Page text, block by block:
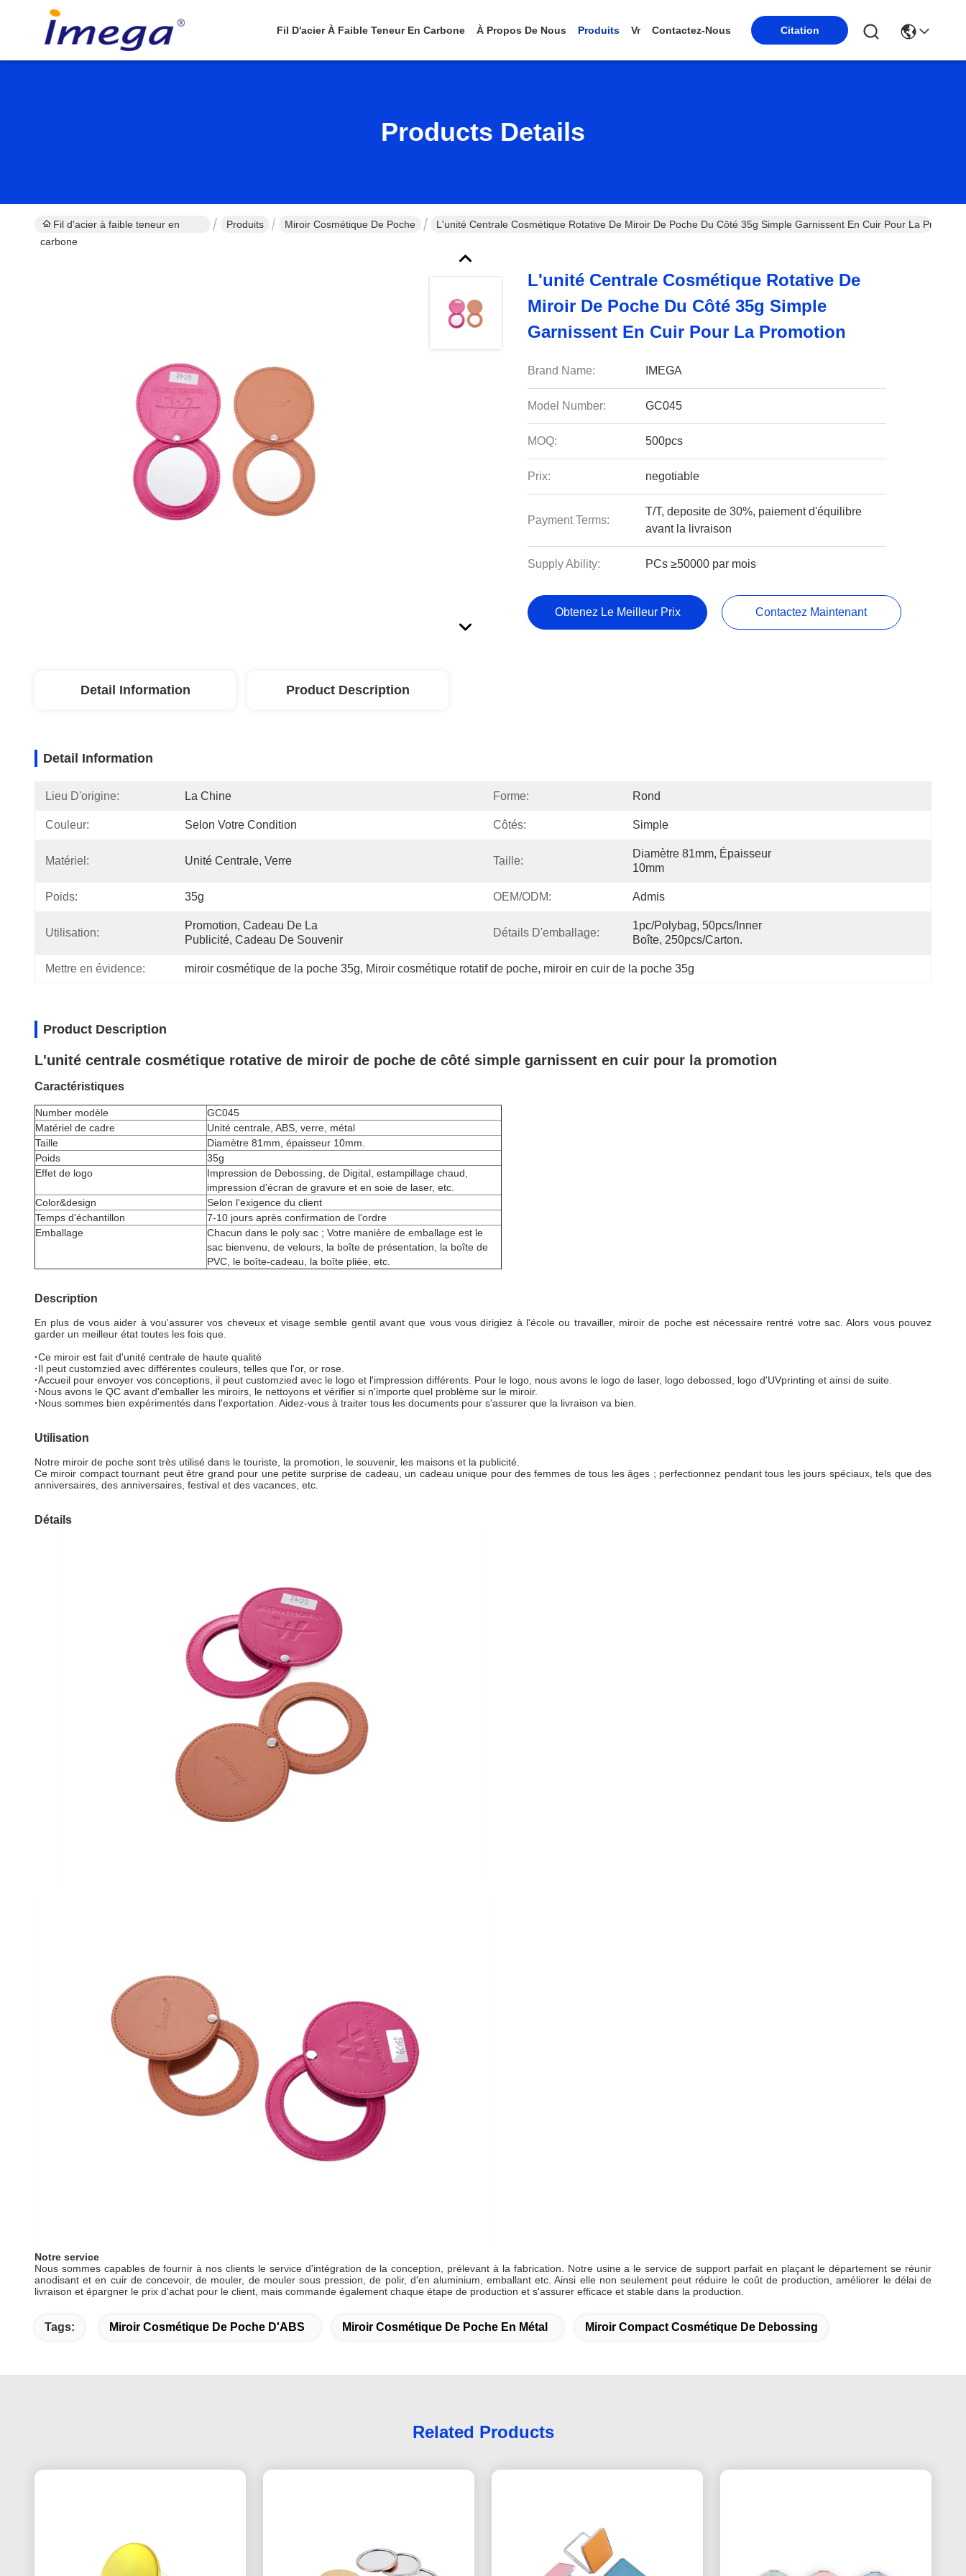
Fil D'acier À Faible Teneur En Carbone À Propos De Nous Produits Vr Contactez-Nous Citation
Products Details
Fil d'acier à faible teneur en
carbone
Produits Miroir Cosmétique De Poche L'unité Centrale Cosmétique Rotative De Miroir De Poche Du Côté 35g Simple Garnissent En Cuir Pour La
L'unité Centrale Cosmétique Rotative De
Miroir De Poche Du Côté 35g Simple
Garnissent En Cuir Pour La Promotion
Brand Name: IMEGA
Model Number: GC045
MOQ: 500pcs
Prix: negotiable
Payment Terms:
T/T, deposite de 30%, paiement d'équilibre
avant la livraison
Supply Ability: PCs ≥50000 par mois
Obtenez Le Meilleur Prix Contactez Maintenant
Detail Information Product Description
Detail Information
Lieu D'origine: La Chine Forme: Rond
Couleur: Selon Votre Condition Côtés: Simple
Matériel: Unité Centrale, Verre Taille:
Diamètre 81mm, Épaisseur
10mm
Poids: 35g OEM/ODM: Admis
Utilisation:
Promotion, Cadeau De La
Publicité, Cadeau De Souvenir
Détails D'emballage:
1pc/polybag, 50pcs/inner
Boîte, 250pcs/carton.
Mettre en évidence: miroir cosmétique de la poche 35g, Miroir cosmétique rotatif de poche, miroir en cuir de la poche 35g
Product Description
L'unité centrale cosmétique rotative de miroir de poche de côté simple garnissent en cuir pour la promotion
Caractéristiques
Number modèle
GC045
Matériel de cadre
Unité centrale, ABS, verre, métal
Taille
Diamètre 81mm, épaisseur 10mm.
Poids
35g
Effet de logo
Impression de Debossing, de Digital, estampillage chaud,
impression d'écran de gravure et en soie de laser, etc.
Color&design
Selon l'exigence du client
Temps d'échantillon
7-10 jours après confirmation de l'ordre
Emballage
Chacun dans le poly sac ; Votre manière de emballage est le
sac bienvenu, de velours, la boîte de présentation, la boîte de
PVC, le boîte-cadeau, la boîte pliée, etc.
Description
En plus de vous aider à vou'assurer vos cheveux et visage semble gentil avant que vous vous dirigiez à l'école ou travailler, miroir de poche est nécessaire rentré votre sac. Alors vous pouvez
garder un meilleur état toutes les fois que.
·Ce miroir est fait d'unité centrale de haute qualité
·Il peut customzied avec différentes couleurs, telles que l'or, or rose.
·Accueil pour envoyer vos conceptions, il peut customzied avec le logo et l'impression différents. Pour le logo, nous avons le logo de laser, logo debossed, logo d'UVprinting et ainsi de suite.
·Nous avons le QC avant d'emballer les miroirs, le nettoyons et vérifier si n'importe quel problème sur le miroir.
·Nous sommes bien expérimentés dans l'exportation. Aidez-vous à traiter tous les documents pour s'assurer que la livraison va bien.
Utilisation
Notre miroir de poche sont très utilisé dans le touriste, la promotion, le souvenir, les maisons et la publicité.
Ce miroir compact tournant peut être grand pour une petite surprise de cadeau, un cadeau unique pour des femmes de tous les âges ; perfectionnez pendant tous les jours spéciaux, tels que des
anniversaires, des anniversaires, festival et des vacances, etc.
Détails
Notre service
Nous sommes capables de fournir à nos clients le service d'intégration de la conception, prélevant à la fabrication. Notre usine a le service de support parfait en plaçant le département se réunir
anodisant et en cuir de concevoir, de mouler, de mouler sous pression, de polir, d'en aluminium, emballant etc. Ainsi elle non seulement peut réduire le coût de production, améliorer le délai de
livraison et épargner le prix d'achat pour le client, mais commande également chaque étape de production et s'assurer efficace et stable dans la production.
Tags: Miroir Cosmétique De Poche D'ABS Miroir Cosmétique De Poche En Métal Miroir Compact Cosmétique De Debossing
Related Products